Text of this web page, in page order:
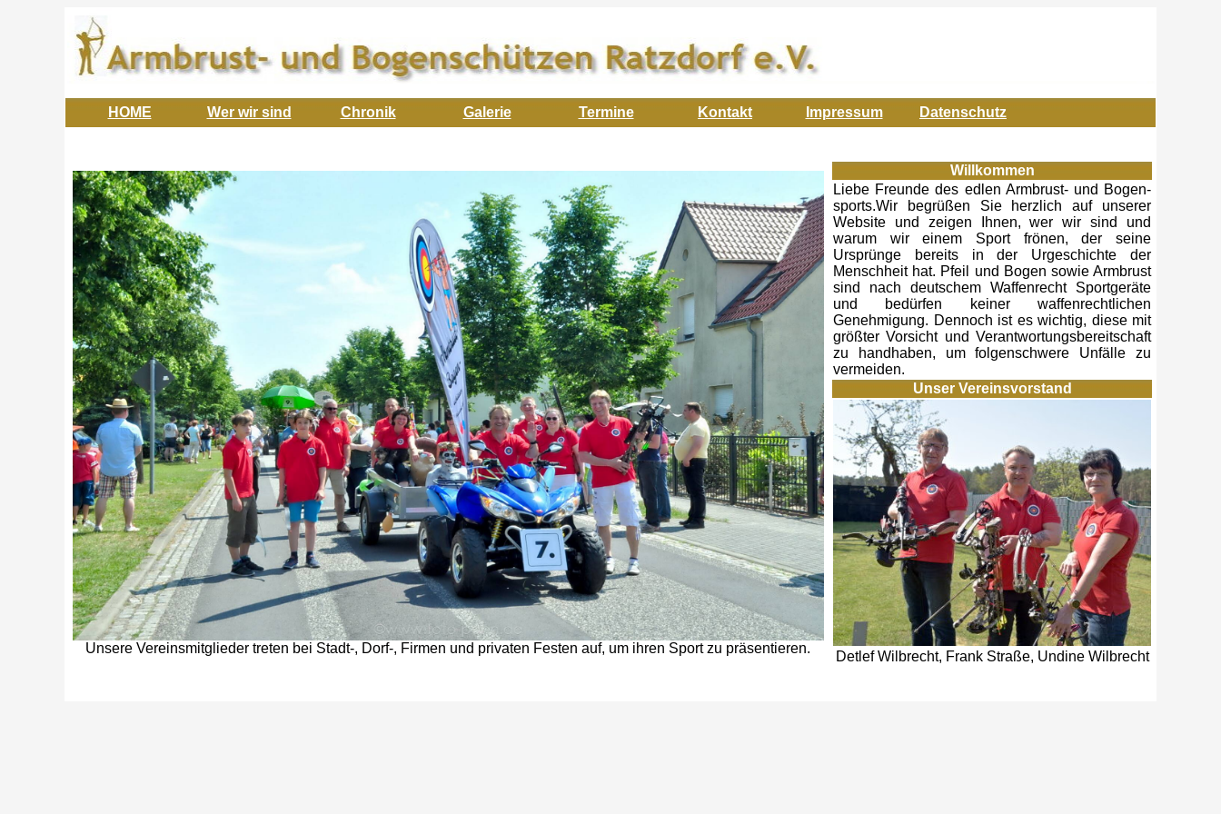
HOME Wer wir sind Chronik Galerie Termine Kontakt Impressum Datenschutz
Unsere Vereinsmitglieder treten bei Stadt-, Dorf-, Firmen und privaten Festen auf, um ihren Sport zu präsentieren.
Willkommen
Liebe Freunde des edlen Armbrust- und Bogen-
sports.Wir begrüßen Sie herzlich auf unserer
Website und zeigen Ihnen, wer wir sind und
warum wir einem Sport frönen, der seine
Ursprünge bereits in der Urgeschichte der
Menschheit hat. Pfeil und Bogen sowie Armbrust
sind nach deutschem Waffenrecht Sportgeräte
und bedürfen keiner waffenrechtlichen
Genehmigung. Dennoch ist es wichtig, diese mit
größter Vorsicht und Verantwortungsbereitschaft
zu handhaben, um folgenschwere Unfälle zu
vermeiden.
Unser Vereinsvorstand
Detlef Wilbrecht, Frank Straße, Undine Wilbrecht